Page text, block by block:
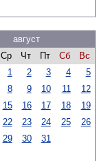
август
Ср Чт Пт Сб
Вс
1
2 3 4
5
8 9 10 11
12
15 16 17 18
19
22 23 24 25
26
29 30 31